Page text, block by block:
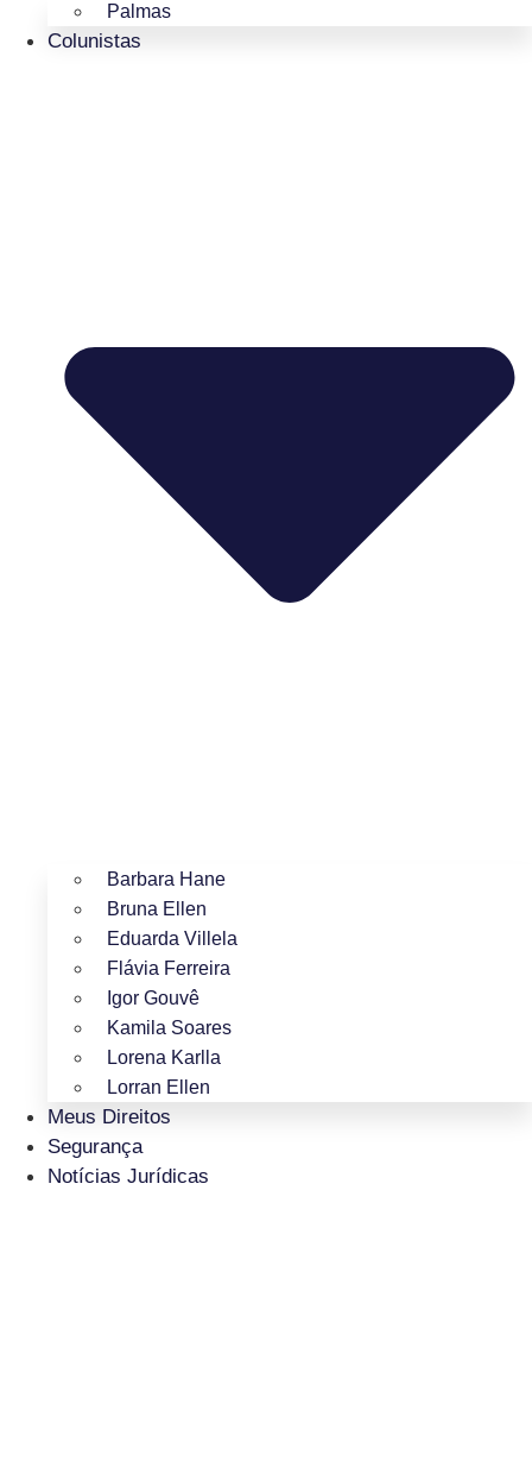
Palmas
Colunistas
Barbara Hane
Bruna Ellen
Eduarda Villela
Flávia Ferreira
Igor Gouvê
Kamila Soares
Lorena Karlla
Lorran Ellen
Meus Direitos
Segurança
Notícias Jurídicas